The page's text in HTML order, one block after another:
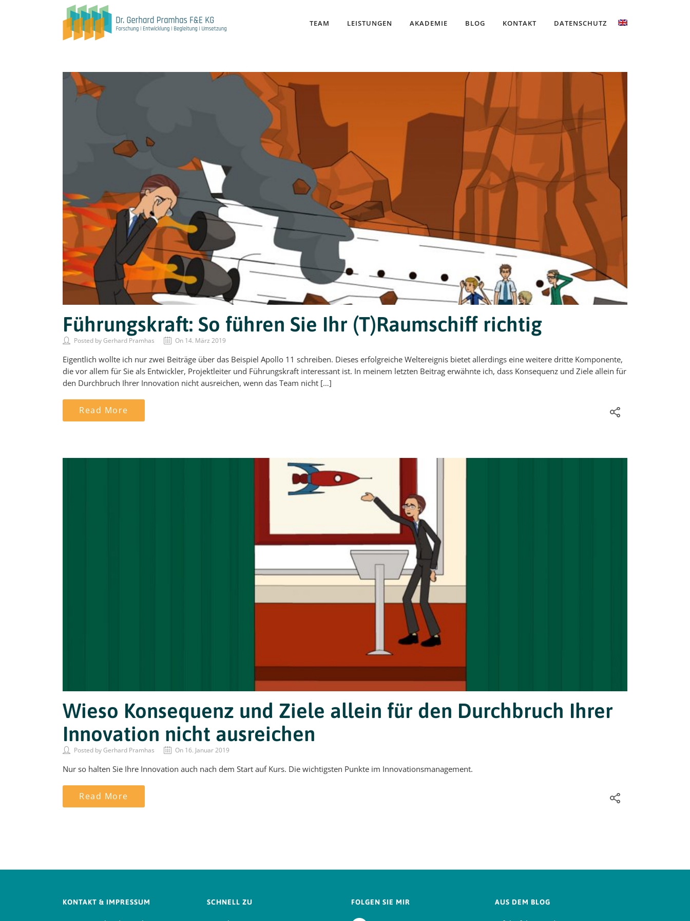
TEAM LEISTUNGEN AKADEMIE BLOG KONTAKT DATENSCHUTZ
Führungskraft: So führen Sie Ihr (T)Raumschiff richtig
Posted by Gerhard Pramhas On 14. März 2019
Eigentlich wollte ich nur zwei Beiträge über das Beispiel Apollo 11 schreiben. Dieses erfolgreiche Weltereignis bietet allerdings eine weitere dritte Komponente,
die vor allem für Sie als Entwickler, Projektleiter und Führungskraft interessant ist. In meinem letzten Beitrag erwähnte ich, dass Konsequenz und Ziele allein für
den Durchbruch Ihrer Innovation nicht ausreichen, wenn das Team nicht […]
Read More
Wieso Konsequenz und Ziele allein für den Durchbruch Ihrer
Innovation nicht ausreichen
Posted by Gerhard Pramhas On 16. Januar 2019
Nur so halten Sie Ihre Innovation auch nach dem Start auf Kurs. Die wichtigsten Punkte im Innovationsmanagement.
Read More
KONTAKT & IMPRESSUM SCHNELL ZU FOLGEN SIE MIR AUS DEM BLOG